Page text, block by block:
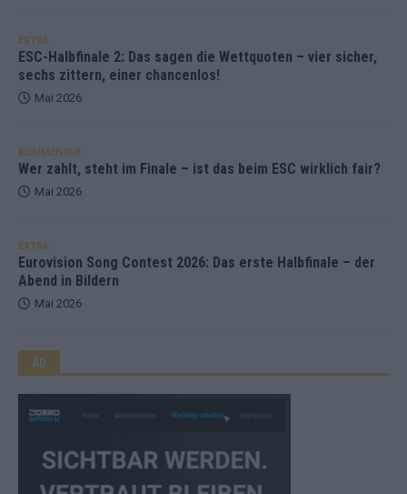
EXTRA
ESC-Halbfinale 2: Das sagen die Wettquoten – vier sicher,
sechs zittern, einer chancenlos!
Mai 2026
KOMMENTAR
Wer zahlt, steht im Finale – ist das beim ESC wirklich fair?
Mai 2026
EXTRA
Eurovision Song Contest 2026: Das erste Halbfinale – der
Abend in Bildern
Mai 2026
AD